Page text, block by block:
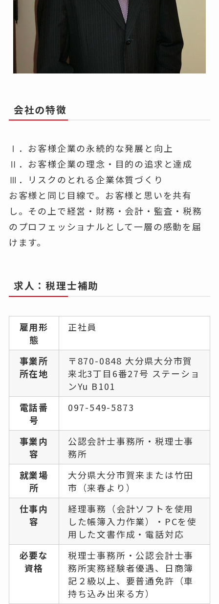
会社の特徴
Ⅰ．お客様企業の永続的な発展と向上
Ⅱ．お客様企業の理念・目的の追求と達成
Ⅲ．リスクのとれる企業体質づくり
お客様と同じ目線で。お客様と思いを共有
し。その上で経営・財務・会計・監査・税務
のプロフェッショナルとして一層の感動を届
けます。
求人：税理士補助
雇用形
態
正社員
事業所
所在地
〒870-0848 大分県大分市賀
来北3丁目6番27号 ステーショ
ンYu B101
電話番
号
097-549-5873
事業内
容
公認会計士事務所・税理士事
務所
就業場
所
大分県大分市賀来または竹田
市（来春より）
仕事内
容
経理事務（会計ソフトを使用
した帳簿入力作業）・PCを使
用した文書作成・電話対応
必要な
資格
税理士事務所・公認会計士事
務所実務経験者優遇、日商簿
記２級以上、要普通免許（車
持ち込み出来る方）